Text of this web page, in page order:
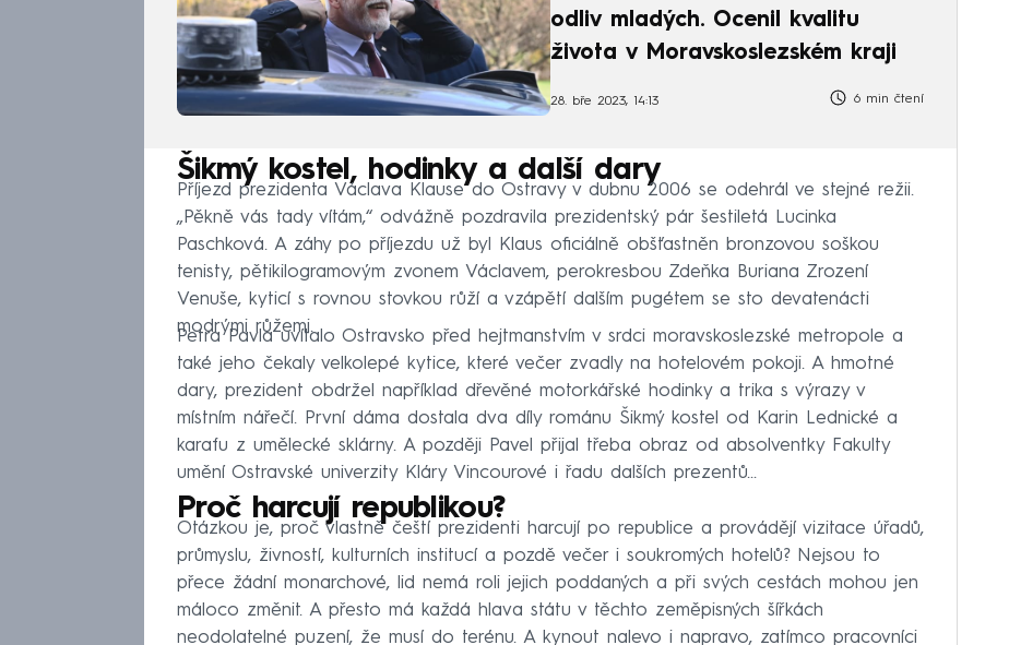
odliv mladých. Ocenil kvalitu
života v Moravskoslezském kraji
28. bře 2023, 14:13 6 min čtení
Šikmý kostel, hodinky a další dary
Příjezd prezidenta Václava Klause do Ostravy v dubnu 2006 se odehrál ve stejné režii.
„Pěkně vás tady vítám,“ odvážně pozdravila prezidentský pár šestiletá Lucinka
Paschková. A záhy po příjezdu už byl Klaus oficiálně obšťastněn bronzovou soškou
tenisty, pětikilogramovým zvonem Václavem, perokresbou Zdeňka Buriana Zrození
Venuše, kyticí s rovnou stovkou růží a vzápětí dalším pugétem se sto devatenácti
modrými růžemi.
Petra Pavla uvítalo Ostravsko před hejtmanstvím v srdci moravskoslezské metropole a
také jeho čekaly velkolepé kytice, které večer zvadly na hotelovém pokoji. A hmotné
dary, prezident obdržel například dřevěné motorkářské hodinky a trika s výrazy v
místním nářečí. První dáma dostala dva díly románu Šikmý kostel od Karin Lednické a
karafu z umělecké sklárny. A později Pavel přijal třeba obraz od absolventky Fakulty
umění Ostravské univerzity Kláry Vincourové i řadu dalších prezentů...
Proč harcují republikou?
Otázkou je, proč vlastně čeští prezidenti harcují po republice a provádějí vizitace úřadů,
průmyslu, živností, kulturních institucí a pozdě večer i soukromých hotelů? Nejsou to
přece žádní monarchové, lid nemá roli jejich poddaných a při svých cestách mohou jen
máloco změnit. A přesto má každá hlava státu v těchto zeměpisných šířkách
neodolatelné puzení, že musí do terénu. A kynout nalevo i napravo, zatímco pracovníci